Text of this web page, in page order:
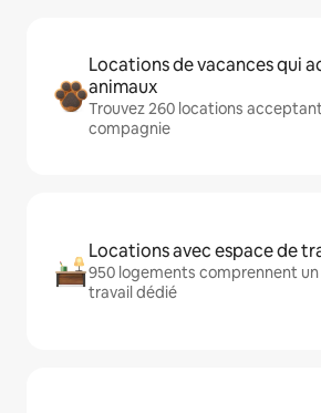
Locations de vacances qui
animaux
Trouvez 260 locations
compagnie
Locations avec espace de
950 logements comprennent
travail dédié